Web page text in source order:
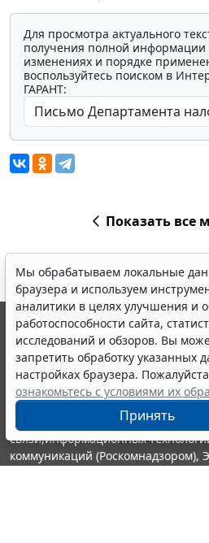
Для просмотра актуального
получения полной информации
изменениях и порядке
воспользуйтесь поиском в
ГАРАНТ:
Показать все
Мы обрабатываем локальные
браузера и используем
аналитики в целях улучшения и
работоспособности сайта,
исследований и обзоров. Вы
запретить обработку указанных
настройках браузера.
ознакомьтесь с условиями их
Принять
© ООО "НПП "ГАРАНТ-СЕРВИС",
выпускается с 1990 года.
являются участниками
информации ГАРАНТ.
Портал ГАРАНТ.РУ
издания Федеральной службой
связи,информационных
коммуникаций (Роскомнадзором),